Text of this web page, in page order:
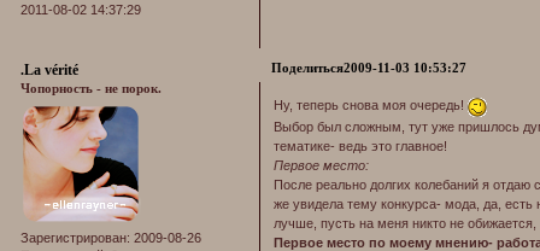
2011-08-02 14:37:29
Поделиться2009-11-03 10:53:27
.La vérité
Чопорность - не порок.
Зарегистрирован: 2009-08-26
Ну, теперь снова моя очередь!
Выбор был сложным, тут уже пришлось
тематике- ведь это главное!
Первое место:
После реально долгих колебаний я
же увидела тему конкурса- мода, да, есть
лучше, пусть на меня никто не
Первое место по моему мнению-